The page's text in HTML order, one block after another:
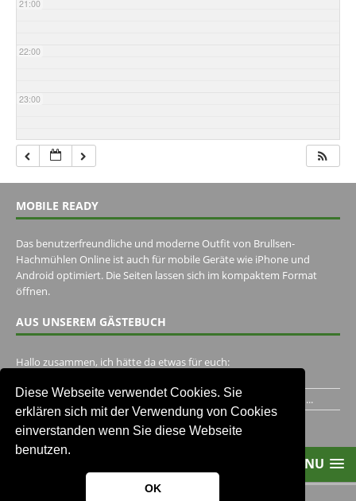
Diese Webseite verwendet Cookies. Sie
erklären sich mit der Verwendung von Cookies
einverstanden wenn Sie diese Webseite
benutzen.
OK
21:00
22:00
23:00
MOBILE READY
Das benutzerfreundliche und moderne Outfit von Brullsen-
Hachmühlen Online ist auch für mobile Geräte wie iPhone und
Android optimiert. Die Seiten lassen sich im kompaktem Format
öffnen.
AUS UNSEREM GÄSTEBUCH
Hallo zusammen, ich hätte da etwas für euch:
Ich habe ein Jahr im Gasthaus Hugo Pape verbracht..Habe ihn...
Unser Gästebuch besuchen
MENU